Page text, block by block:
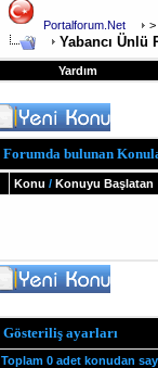
Portalforum.Net >
Yabancı Ünlü
Yardım
Forumda bulunan
Konu / Konuyu Başlatan
Gösteriliş ayarları
Toplam 0 adet konudan